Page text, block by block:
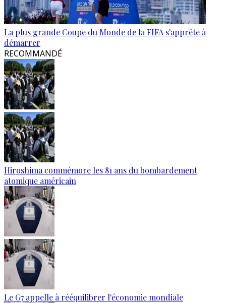
La plus grande Coupe du Monde de la FIFA s'apprête à
démarrer
RECOMMANDÉ
Hiroshima commémore les 81 ans du bombardement
atomique américain
Le G7 appelle à rééquilibrer l'économie mondiale